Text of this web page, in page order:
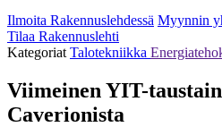
Ilmoita Rakennuslehdessä Myynnin
Tilaa Rakennuslehti
Kategoriat Talotekniikka
Viimeinen YIT-
Caverionista